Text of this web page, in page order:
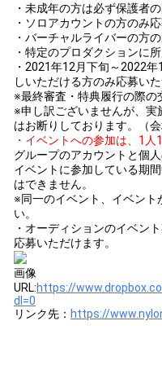
・未成年の方は必ず保護者
・ソロアカウントの方のみ
・バーチャルライバーの方
・特定のプロダクションに
・2021年12月下旬～2022
しいただける方のみ応募いた
※最終審査・特典履行の際の
※申し訳ございませんが、実
はお断りしております。（
・イベントへの参加は、1人
グループのアカウントと個
イベントに参加している期
はできません。
※同一のイベント、イベント
い。
・オーディションのイベン
応募いただけます。
画像
URL:https://
dl=0
リンク先： https://